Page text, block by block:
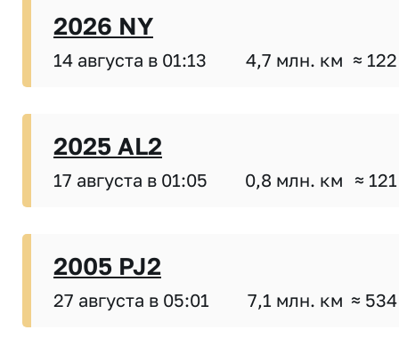
2026 NY
14 августа в 01:13 4,7 млн. км ≈
2025 AL2
17 августа в 01:05 0,8 млн. км ≈
2005 PJ2
27 августа в 05:01 7,1 млн. км ≈